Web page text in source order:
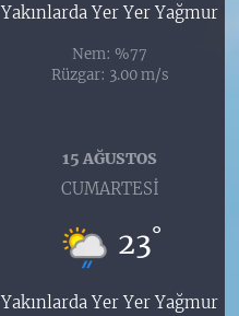
Yakınlarda Yer Yer Yağmur
Nem: %77
Rüzgar: 3.00 m/s
15 AĞUSTOS
CUMARTESI
23°
Yakınlarda Yer Yer Yağmur